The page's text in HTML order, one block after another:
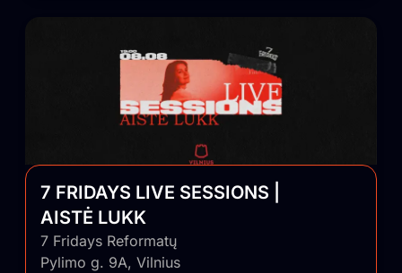
7 FRIDAYS LIVE SESSIONS |
AISTĖ LUKK
7 Fridays Reformatų
Pylimo g. 9A, Vilnius